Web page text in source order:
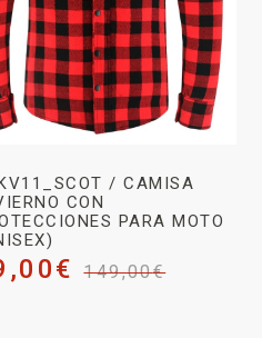
/ CAMISA
CON
PARA MOTO
149,00€
€